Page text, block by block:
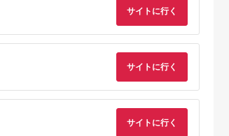
出典：ふるさとチョイ
出典：ふるさとチョ
サイトに行く
サイトに行く
サイトに行く